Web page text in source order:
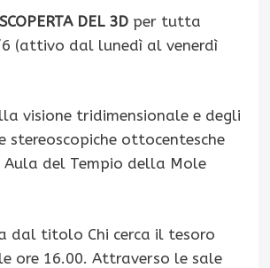
DEL 3D per tutta
(attivo dal lunedì al venerdì
visione tridimensionale e degli
stereoscopiche ottocentesche
del Tempio della Mole
dal titolo Chi cerca il tesoro
ore 16.00. Attraverso le sale